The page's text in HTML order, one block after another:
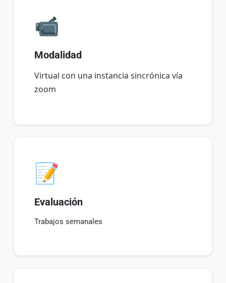
📹
Modalidad
Virtual con una instancia sincrónica vía
zoom
📝
Evaluación
Trabajos semanales